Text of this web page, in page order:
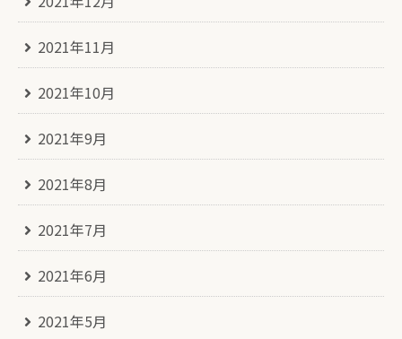
2021年11月
2021年10月
2021年9月
2021年8月
2021年7月
2021年6月
2021年5月